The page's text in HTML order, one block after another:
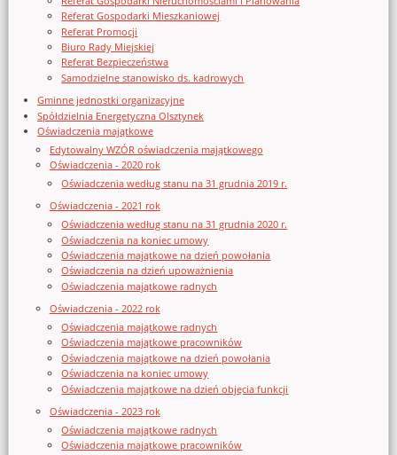
Referat Gospodarki Mieszkaniowej
Referat Promocji
Biuro Rady Miejskiej
Referat Bezpieczeństwa
Samodzielne stanowisko ds. kadrowych
Gminne jednostki organizacyjne
Spółdzielnia Energetyczna Olsztynek
Oświadczenia majątkowe
Edytowalny WZÓR oświadczenia majątkowego
Oświadczenia - 2020 rok
Oświadczenia według stanu na 31 grudnia 2019 r.
Oświadczenia - 2021 rok
Oświadczenia według stanu na 31 grudnia 2020 r.
Oświadczenia na koniec umowy
Oświadczenia majątkowe na dzień powołania
Oświadczenia na dzień upoważnienia
Oświadczenia majątkowe radnych
Oświadczenia - 2022 rok
Oświadczenia majątkowe radnych
Oświadczenia majątkowe pracowników
Oświadczenia majątkowe na dzień powołania
Oświadczenia na koniec umowy
Oświadczenia majątkowe na dzień objęcia funkcji
Oświadczenia - 2023 rok
Oświadczenia majątkowe radnych
Oświadczenia majątkowe pracowników